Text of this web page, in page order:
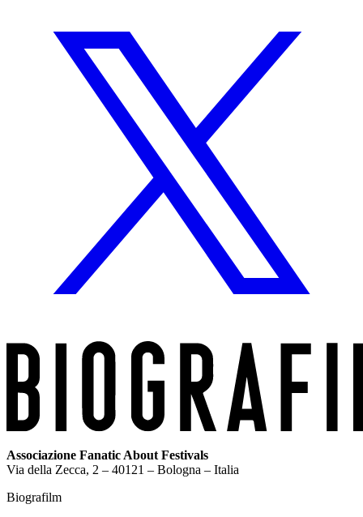
Associazione Fanatic About Festivals
Via della Zecca, 2 – 40121 – Bologna – Italia
Biografilm